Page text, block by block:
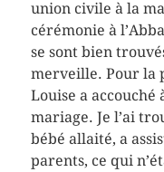
union civile à la
cérémonie à
se sont bien
merveille. Pour la
Louise a accouché
mariage. Je l’ai
bébé allaité, a
parents, ce qui